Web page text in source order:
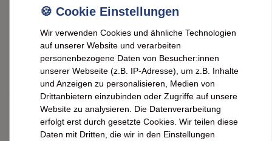
2,19 € *
0.28 kg | 7,82 € / kg
IN DEN WARENKORB
inkl. ges. MwSt. Versandkosten
d'aucy Ratatouille à la Provençale: Bunte
Gemüsemischung à la Provence – 380g
Wir verwenden Cookies und ähnliche Technologien
auf unserer Website und verarbeiten
personenbezogene Daten von Besucher:innen
unserer Webseite (z.B. IP-Adresse), um z.B. Inhalte
und Anzeigen zu personalisieren, Medien von
Drittanbietern einzubinden oder Zugriffe auf unsere
Website zu analysieren. Die Datenverarbeitung
erfolgt erst durch gesetzte Cookies. Wir teilen diese
Daten mit Dritten, die wir in den Einstellungen